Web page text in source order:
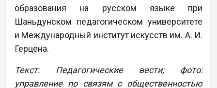
образования на русском языке при
Шаньдунском педагогическом университете
и Международный институт искусств им. А. И.
Герцена.
Текст: Педагогические вести; фото:
управление по связям с общественностью